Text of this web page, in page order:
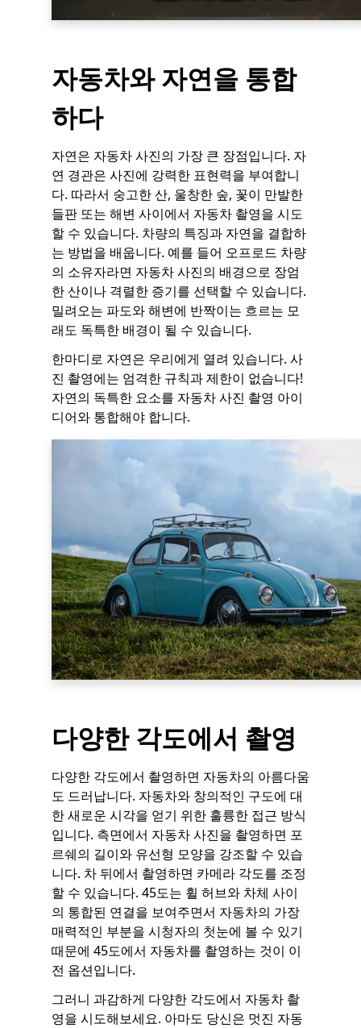
자동차와 자연을 통합
하다
자연은 자동차 사진의 가장 큰 장점입니다. 자
연 경관은 사진에 강력한 표현력을 부여합니
다. 따라서 숭고한 산, 울창한 숲, 꽃이 만발한
들판 또는 해변 사이에서 자동차 촬영을 시도
할 수 있습니다. 차량의 특징과 자연을 결합하
는 방법을 배웁니다. 예를 들어 오프로드 차량
의 소유자라면 자동차 사진의 배경으로 장엄
한 산이나 격렬한 증기를 선택할 수 있습니다.
밀려오는 파도와 해변에 반짝이는 흐르는 모
래도 독특한 배경이 될 수 있습니다.
한마디로 자연은 우리에게 열려 있습니다. 사
진 촬영에는 엄격한 규칙과 제한이 없습니다!
자연의 독특한 요소를 자동차 사진 촬영 아이
디어와 통합해야 합니다.
다양한 각도에서 촬영
다양한 각도에서 촬영하면 자동차의 아름다움
도 드러납니다. 자동차와 창의적인 구도에 대
한 새로운 시각을 얻기 위한 훌륭한 접근 방식
입니다. 측면에서 자동차 사진을 촬영하면 포
르쉐의 길이와 유선형 모양을 강조할 수 있습
니다. 차 뒤에서 촬영하면 카메라 각도를 조정
할 수 있습니다. 45도는 휠 허브와 차체 사이
의 통합된 연결을 보여주면서 자동차의 가장
매력적인 부분을 시청자의 첫눈에 볼 수 있기
때문에 45도에서 자동차를 촬영하는 것이 이
전 옵션입니다.
그러니 과감하게 다양한 각도에서 자동차 촬
영을 시도해보세요. 아마도 당신은 멋진 자동